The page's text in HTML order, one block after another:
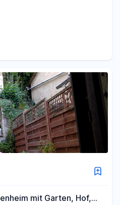
mit Garten, Hof,